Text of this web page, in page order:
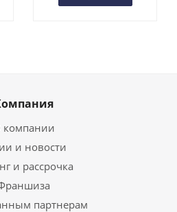
компании
и новости
и рассрочка
партнерам